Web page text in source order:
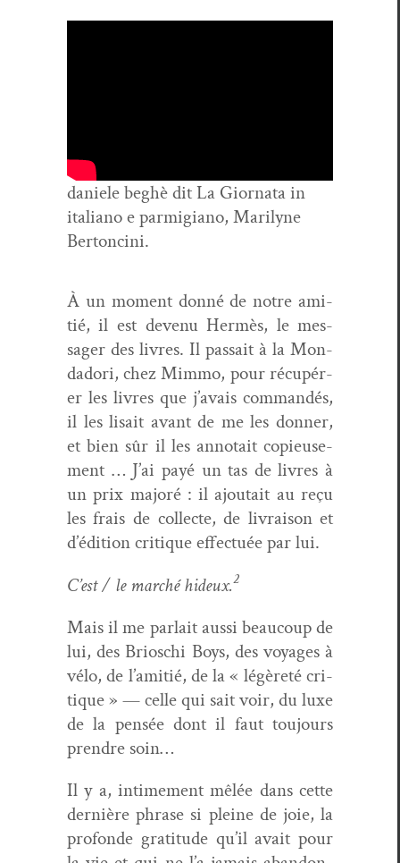
daniele beghè dit La Gior­na­ta in
ital­iano e parmi­giano, Mar­i­lyne
Bertoncini.
À un moment don­né de notre ami­
tié, il est devenu Her­mès, le mes­
sager des livres. Il pas­sait à la Mon­
dadori, chez Mim­mo, pour récupér­
er les livres que j’avais com­mandés,
il les lisait avant de me les don­ner,
et bien sûr il les anno­tait copieuse­
ment … J’ai payé un tas de livres à
un prix majoré : il ajoutait au reçu
les frais de col­lecte, de livrai­son et
d’édi­tion cri­tique effec­tuée par lui.
C’est / le marché hideux.2
Mais il me par­lait aus­si beau­coup de
lui, des Brioschi Boys, des voy­ages à
vélo, de l’ami­tié, de la « légèreté cri­
tique » — celle qui sait voir, du luxe
de la pen­sée dont il faut tou­jours
pren­dre soin…
Il y a, intime­ment mêlée dans cette
dernière phrase si pleine de joie, la
pro­fonde grat­i­tude qu’il avait pour